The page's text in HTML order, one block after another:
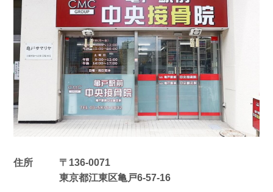
住所 〒 136-0071
東京都江東区亀戸6-57-16